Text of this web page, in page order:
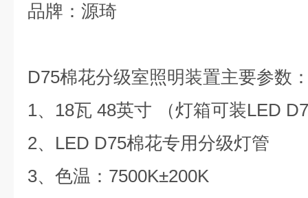
品牌：源琦
D75棉花分级室照明装置主要参数
1、 18瓦 48英寸 （灯箱可装LED
2、 LED D75棉花专用分级灯管
3、 色温： 7500K±200K